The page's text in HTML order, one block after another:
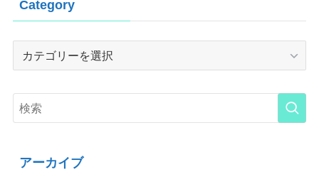
Category
Category
アーカイブ